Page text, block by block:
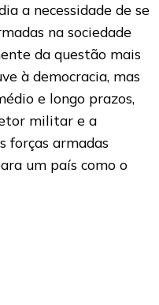
a necessidade de se
na sociedade
da questão mais
à democracia, mas
e longo prazos,
militar e a
forças armadas
um país como o